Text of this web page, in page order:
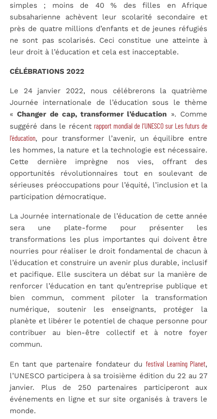
simples ; moins de 40 % des filles en Afrique
subsaharienne achèvent leur scolarité secondaire et
près de quatre millions d’enfants et de jeunes réfugiés
ne sont pas scolarisés. Ceci constitue une atteinte à
leur droit à l’éducation et cela est inacceptable.
CÉLÉBRATIONS 2022
Le 24 janvier 2022, nous célébrerons la quatrième
Journée internationale de l’éducation sous le thème
«Changer de cap, transformer l’éducation ». Comme
suggéré dans le récent rapport mondial de l’UNESCO sur Les futurs de
l’éducation, pour transformer l’avenir, un équilibre entre
les hommes, la nature et la technologie est nécessaire.
Cette dernière imprègne nos vies, offrant des
opportunités révolutionnaires tout en soulevant de
sérieuses préoccupations pour l’équité, l’inclusion et la
participation démocratique.
La Journée internationale de l’éducation de cette année
sera une plate-forme pour présenter les
transformations les plus importantes qui doivent être
nourries pour réaliser le droit fondamental de chacun à
l’éducation et construire un avenir plus durable, inclusif
et pacifique. Elle suscitera un débat sur la manière de
renforcer l’éducation en tant qu’entreprise publique et
bien commun, comment piloter la transformation
numérique, soutenir les enseignants, protéger la
planète et libérer le potentiel de chaque personne pour
contribuer au bien-être collectif et à notre foyer
commun.
En tant que partenaire fondateur du festival Learning Planet,
l’UNESCO participera à sa troisième édition du 22 au 27
janvier. Plus de 250 partenaires participeront aux
événements en ligne et sur site organisés à travers le
monde.